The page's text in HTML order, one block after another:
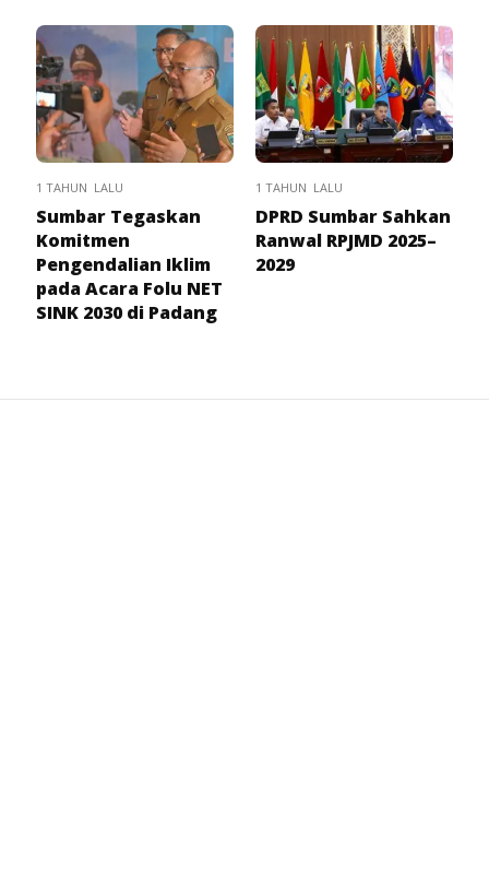
1 TAHUN LALU
Sumbar Tegaskan
Komitmen
Pengendalian Iklim
pada Acara Folu NET
SINK 2030 di Padang
1 TAHUN LALU
DPRD Sumbar Sahkan
Ranwal RPJMD 2025–
2029